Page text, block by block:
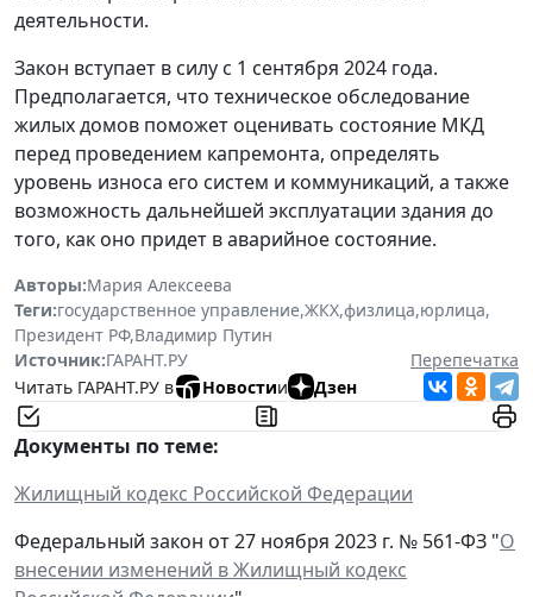
деятельности.
Закон вступает в силу с 1 сентября 2024 года.
Предполагается, что техническое обследование
жилых домов поможет оценивать состояние МКД
перед проведением капремонта, определять
уровень износа его систем и коммуникаций, а также
возможность дальнейшей эксплуатации здания до
того, как оно придет в аварийное состояние.
Авторы:Мария Алексеева
Теги:государственное управление,ЖКХ,физлица,юрлица,
Президент РФ,Владимир Путин
Источник:ГАРАНТ.РУ
Перепечатка
Читать ГАРАНТ.РУ в
Новостии Дзен
Документы по теме:
Жилищный кодекс Российской Федерации
Федеральный закон от 27 ноября 2023 г. № 561-ФЗ "О
внесении изменений в Жилищный кодекс